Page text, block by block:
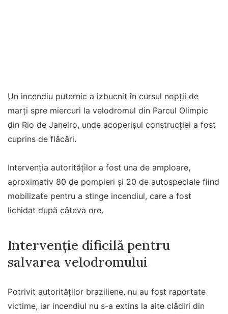
Un incendiu puternic a izbucnit în cursul nopții de
marți spre miercuri la velodromul din Parcul Olimpic
din Rio de Janeiro, unde acoperișul construcției a fost
cuprins de flăcări.
Intervenția autorităților a fost una de amploare,
aproximativ 80 de pompieri și 20 de autospeciale fiind
mobilizate pentru a stinge incendiul, care a fost
lichidat după câteva ore.
Intervenție dificilă pentru
salvarea velodromului
Potrivit autorităților braziliene, nu au fost raportate
victime, iar incendiul nu s-a extins la alte clădiri din